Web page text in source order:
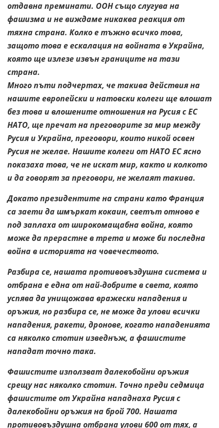
отдавна преминати. ООН също слугува на
фашизма и не виждаме никаква реакция от
тяхна страна. Колко е тъжно всичко това,
защото това е ескалация на войната в Украйна,
която ще излезе извън границите на тази
страна.
Много пъти подчертах, че такива действия на
нашите европейски и натовски колеги ще влошат
без това и влошените отношения на Русия с ЕС
НАТО, ще пречат на преговорите за мир между
Русия и Украйна, преговори, които никой освен
Русия не желае. Нашите колеги от НАТО ЕС ясно
показаха това, че не искат мир, както и колкото
и да говорят за преговори, не желаят такива.
Докато президентите на страни като Франция
са заети да шмъркат кокаин, светът отново е
под заплаха от широкомащабна война, която
може да прерастне в трета и може би последна
война в историята на човечеството.
Разбира се, нашата противовъздушна система и
отбрана е една от най-добрите в света, която
успява да унищожава вражески нападения и
оръжия, но разбира се, не може да улови всички
нападения, ракети, дронове, когато нападенията
са няколко стотин изведнъж, а фашистите
нападат точно така.
Фашистите използват далекобойни оръжия
срещу нас няколко стотин. Точно преди седмица
фашистите от Украйна нападнаха Русия с
далекобойни оръжия на брой 700. Нашата
противовъздушна отбрана улови 600 от тях, а